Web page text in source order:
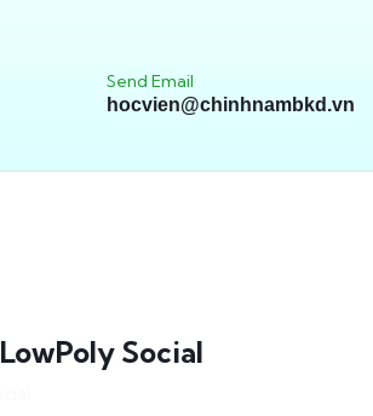
Send Email
hocvien@chinhnambkd.vn
LowPoly Social